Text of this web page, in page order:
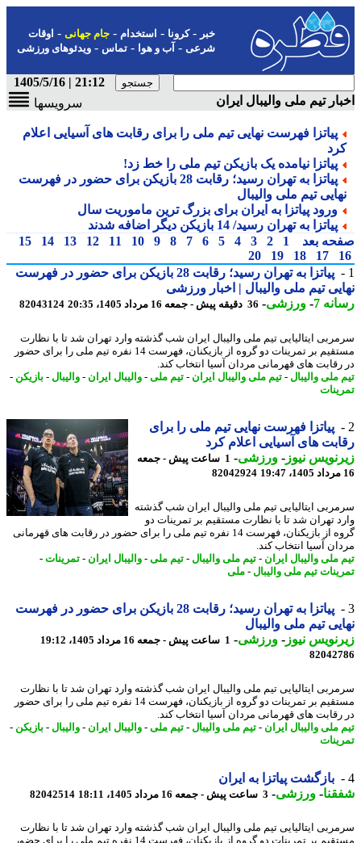
-کرونا-استخدام- جام جهانی-اوقات
شرعی-آب و هوا-تماس-ویدئوهای ورزشی
21:12 | 1405/5/16
تیم ملی والیبال ایران
سرویسها
پیاتزا فهرست نهایی تیم ملی را برای رقابت های آسیایی اعلام
پیاتزا نیامده یک بازیکن تیم ملی را خط زد!
پیاتزا به تهران رسید؛ رقابت 28 بازیکن برای حضور در فهرست
تیم ملی والیبال
ورود پیاتزا به ایران برای بزرگ ترین ماموریت سال
پیاتزا به تهران رسید/ 14 بازیکن دیگر اضافه شدند
بعد
1
2
3
4
5
6
7
8
9
10
11
12
13
14
15
17
18
19
20
پیاتزا به تهران رسید؛ رقابت 28 بازیکن برای حضور در فهرست
تیم ملی والیبال | اخبار ورزشی
7
-ورزشی-36 دقیقه پیش - جمعه 16 مرداد 1405، 20:35 82043124
ایتالیایی تیم ملی والیبال ایران شب گذشته وارد تهران شد تا با نظارت
مستقیم بر تمرینات دو گروه از بازیکنان، فهرست 14 نفره تیم ملی را برای حضور
های قهرمانی مردان آسیا انتخاب کند.
ملی والیبال-تیم ملی والیبال ایران - تیم ملی -والیبال ایران - والیبال-بازیکن -
پیاتزا فهرست نهایی تیم ملی را برای
های آسیایی اعلام کرد
نیوز-ورزشی-
1 ساعت پیش - جمعه
82042924
ایتالیایی تیم ملی والیبال ایران شب گذشته
تهران شد تا با نظارت مستقیم بر تمرینات دو
گروه از بازیکنان، فهرست 14 نفره تیم ملی را برای حضور در رقابت های قهرمانی
آسیا انتخاب کند.
ملی والیبال ایران - تیم ملی والیبال-تیم ملی -والیبال ایران - تمرینات -
تیم ملی والیبال-ملی
پیاتزا به تهران رسید؛ رقابت 28 بازیکن برای حضور در فهرست
تیم ملی والیبال
نیوز-ورزشی-1 ساعت پیش - جمعه 16 مرداد 1405، 19:12
ایتالیایی تیم ملی والیبال ایران شب گذشته وارد تهران شد تا با نظارت
مستقیم بر تمرینات دو گروه از بازیکنان، فهرست 14 نفره تیم ملی را برای حضور
های قهرمانی مردان آسیا انتخاب کند.
ملی والیبال ایران - تیم ملی والیبال-تیم ملی -والیبال ایران - والیبال-بازیکن -
بازگشت پیاتزا به ایران
-ورزشی-3 ساعت پیش - جمعه 16 مرداد 1405، 18:11 82042514
ایتالیایی تیم ملی والیبال ایران شب گذشته وارد تهران شد تا با نظارت